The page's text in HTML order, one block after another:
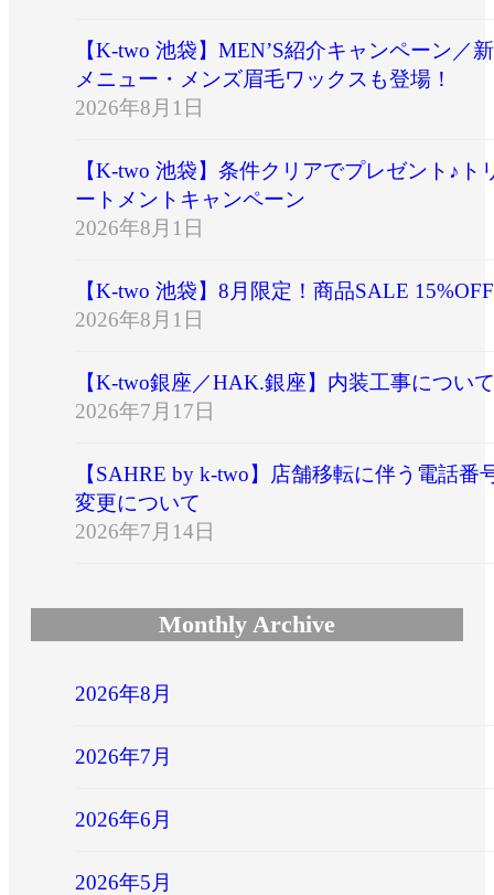
【K-two 池袋】MEN’S紹介キャンペーン／新
メニュー・メンズ眉毛ワックスも登場！
2026年8月1日
【K-two 池袋】条件クリアでプレゼント♪ト
ートメントキャンペーン
2026年8月1日
【K-two 池袋】8月限定！商品SALE 15%OFF
2026年8月1日
【K-two銀座／HAK.銀座】内装工事について
2026年7月17日
【SAHRE by k-two】店舗移転に伴う電話番
変更について
2026年7月14日
Monthly Archive
2026年8月
2026年7月
2026年6月
2026年5月